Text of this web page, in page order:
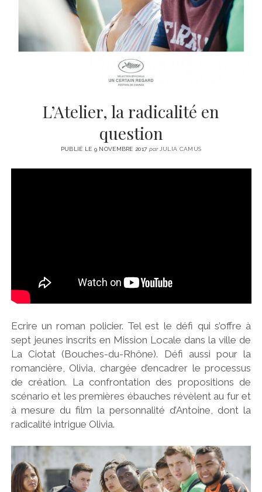
CINÉMA
LITTÉRATURE
ÉCONOMIE
SPORT
MÉDIAS
SANTÉ
instagram
emailemail-
form
L’Atelier, la radicalité en
question
PUBLIÉ LE 9 NOVEMBRE 2017 parJULIA CAMUS
Ecrire un roman policier. Tel est le défi qui s’offre à
sept jeunes inscrits en Mission Locale dans la ville de
La Ciotat (Bouches-du-Rhône). Défi aussi pour la
romancière, Olivia, chargée d’encadrer le processus
de création. La confrontation des propositions de
scénario et les premières ébauches révèlent au fur et
à mesure du film la personnalité d’Antoine, dont la
radicalité intrigue Olivia.